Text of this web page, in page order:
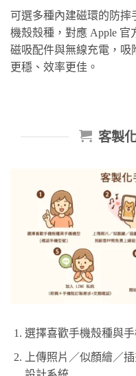
可選多種內建磁環的防摔
機殼殼種，對應 Apple 官
磁吸配件與無線充電，吸
更穩、效率更佳。
客製
選擇喜歡手機殼種與
上傳照片／似顏繪／